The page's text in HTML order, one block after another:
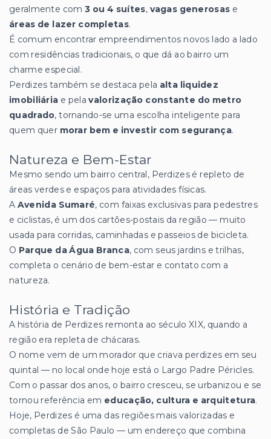
geralmente com3 ou 4 suítes, vagas generosas e
áreas de lazer completas.
É comum encontrar empreendimentos novos lado a lado
com residências tradicionais, o que dá ao bairro um
charme especial.
Perdizes também se destaca pela alta liquidez
imobiliária e pelavalorização constante do metro
quadrado, tornando-se uma escolha inteligente para
quem quer morar bem e investir com segurança.
Natureza e Bem-Estar
Mesmo sendo um bairro central, Perdizes é repleto de
áreas verdes e espaços para atividades físicas.
A Avenida Sumaré, com faixas exclusivas para pedestres
e ciclistas, é um dos cartões-postais da região — muito
usada para corridas, caminhadas e passeios de bicicleta.
O Parque da Água Branca, com seus jardins e trilhas,
completa o cenário de bem-estar e contato com a
natureza.
História e Tradição
A história de Perdizes remonta ao século XIX, quando a
região era repleta de chácaras.
O nome vem de um morador que criava perdizes em seu
quintal — no local onde hoje está o Largo Padre Péricles.
Com o passar dos anos, o bairro cresceu, se urbanizou e se
tornou referência em educação, cultura e arquitetura.
Hoje, Perdizes é uma das regiões mais valorizadas e
completas de São Paulo — um endereço que combina